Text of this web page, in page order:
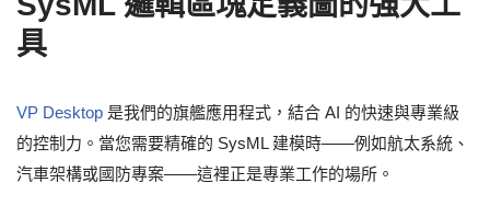
具
VP Desktop 是我們的旗艦應用程式，結合 AI 的快速與專業級
的控制力。當您需要精確的 SysML 建模時——例如航太系統、
汽車架構或國防專案——這裡正是專業工作的場所。